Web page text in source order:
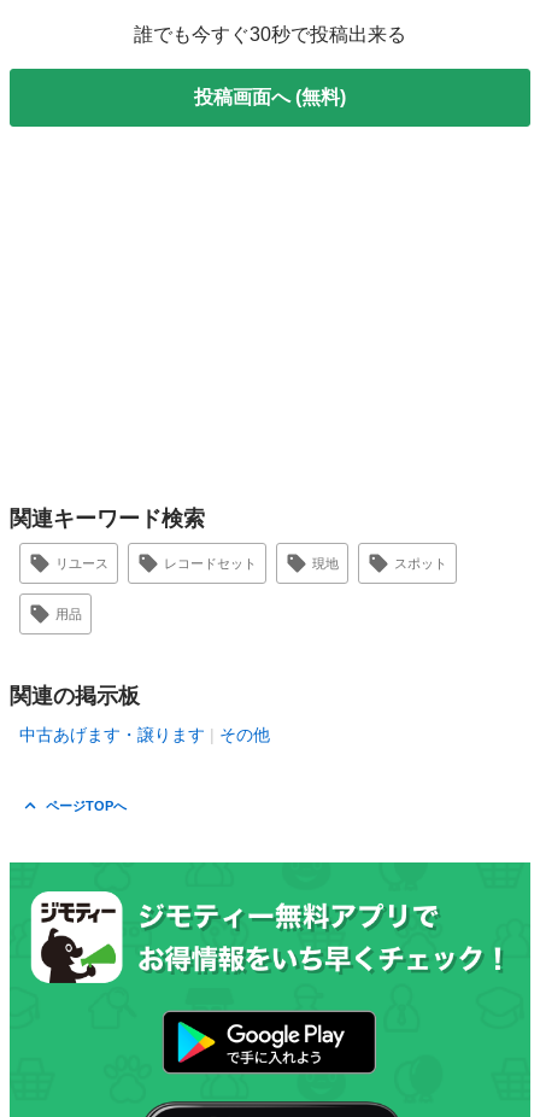
誰でも今すぐ30秒で投稿出来る
投稿画面へ (無料)
関連キーワード検索
リユース レコードセット 現地 スポット
用品
関連の掲示板
中古あげます・譲ります その他
ページTOPへ